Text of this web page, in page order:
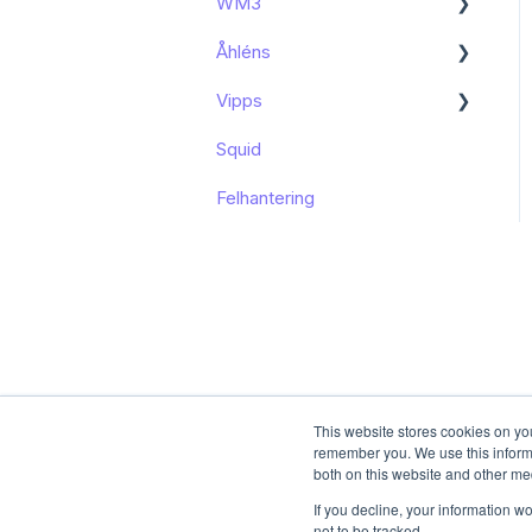
This website stores cookies on
remember you. We use this
both on this website and other
If you decline, your information
Kom igång
Åhléns
Kom igång
Funktioner och användning
Kända begränsningar
Vipps
Funktioner och användning
Squid
Felhantering